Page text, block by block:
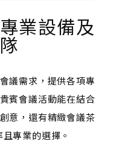
業設備及
議需求，提供各項專
賓會議活動能在結合
意，還有精緻會議茶
專業的選擇。